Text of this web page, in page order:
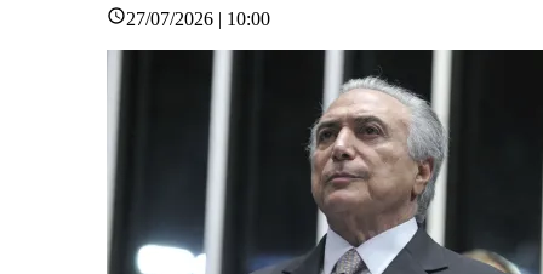
27/07/2026 | 10:00